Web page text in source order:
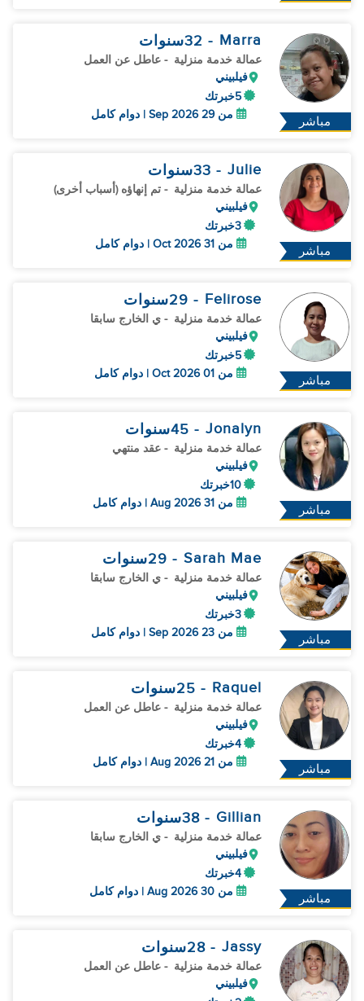
مباشر
Marra
- 32 سنوات
عمالة خدمة منزلية - عاطل عن العمل
فيلبيني
5خبرتك
من 29 Sep 2026 | دوام كامل
مباشر
Julie
- 33 سنوات
عمالة خدمة منزلية - تم إنهاؤه (أسباب أخرى)
فيلبيني
3خبرتك
من 31 Oct 2026 | دوام كامل
مباشر
Felirose
- 29 سنوات
عمالة خدمة منزلية - ي الخارج سابقا
فيلبيني
5خبرتك
من 01 Oct 2026 | دوام كامل
مباشر
Jonalyn
- 45 سنوات
عمالة خدمة منزلية - عقد منتهي
فيلبيني
10خبرتك
من 31 Aug 2026 | دوام كامل
مباشر
Sarah Mae
- 29 سنوات
عمالة خدمة منزلية - ي الخارج سابقا
فيلبيني
3خبرتك
من 23 Sep 2026 | دوام كامل
مباشر
Raquel
- 25 سنوات
عمالة خدمة منزلية - عاطل عن العمل
فيلبيني
4خبرتك
من 21 Aug 2026 | دوام كامل
مباشر
Gillian
- 38 سنوات
عمالة خدمة منزلية - ي الخارج سابقا
فيلبيني
4خبرتك
من 30 Aug 2026 | دوام كامل
Jassy
- 28 سنوات
عمالة خدمة منزلية - عاطل عن العمل
فيلبيني